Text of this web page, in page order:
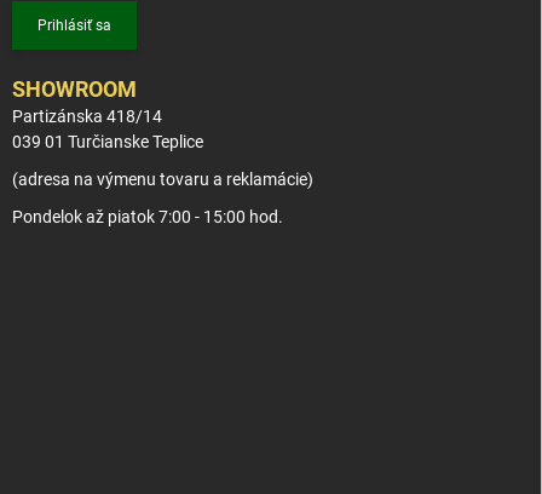
Prihlásiť sa
SHOWROOM
Partizánska 418/14
039 01 Turčianske Teplice
(adresa na výmenu tovaru a reklamácie)
Pondelok až piatok 7:00 - 15:00 hod.